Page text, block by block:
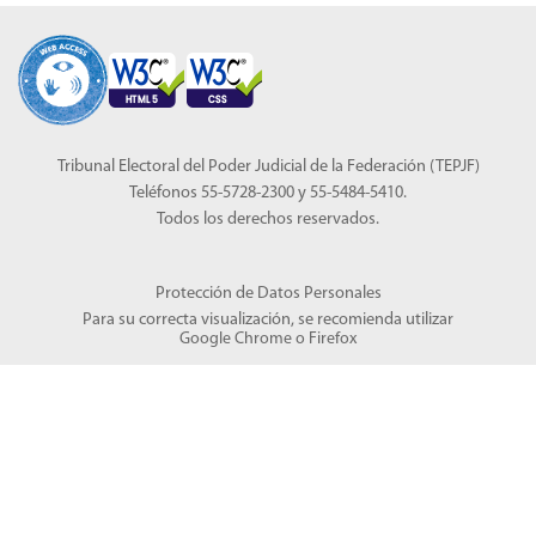
Tribunal Electoral del Poder Judicial de la Federación (TEPJF)
Teléfonos 55-5728-2300 y 55-5484-5410.
Todos los derechos reservados.
Protección de Datos Personales
Para su correcta visualización, se recomienda utilizar
Google Chrome o Firefox